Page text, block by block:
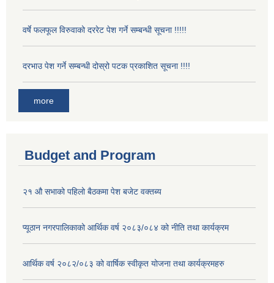
वर्षे फलफूल विरुवाको दररेट पेश गर्ने सम्बन्धी सूचना !!!!!
दरभाउ पेश गर्ने सम्बन्धी दोस्रो पटक प्रकाशित सूचना !!!!
more
Budget and Program
२१ औ सभाको पहिलो बैठकमा पेश बजेट वक्तब्य
प्यूठान नगरपालिकाको आर्थिक वर्ष २०८३/०८४ को नीति तथा कार्यक्रम
आर्थिक वर्ष २०८२/०८३ को वार्षिक स्वीकृत योजना तथा कार्यक्रमहरु